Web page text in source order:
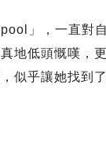
」，一直對
地低頭慨嘆，
似乎讓她找到